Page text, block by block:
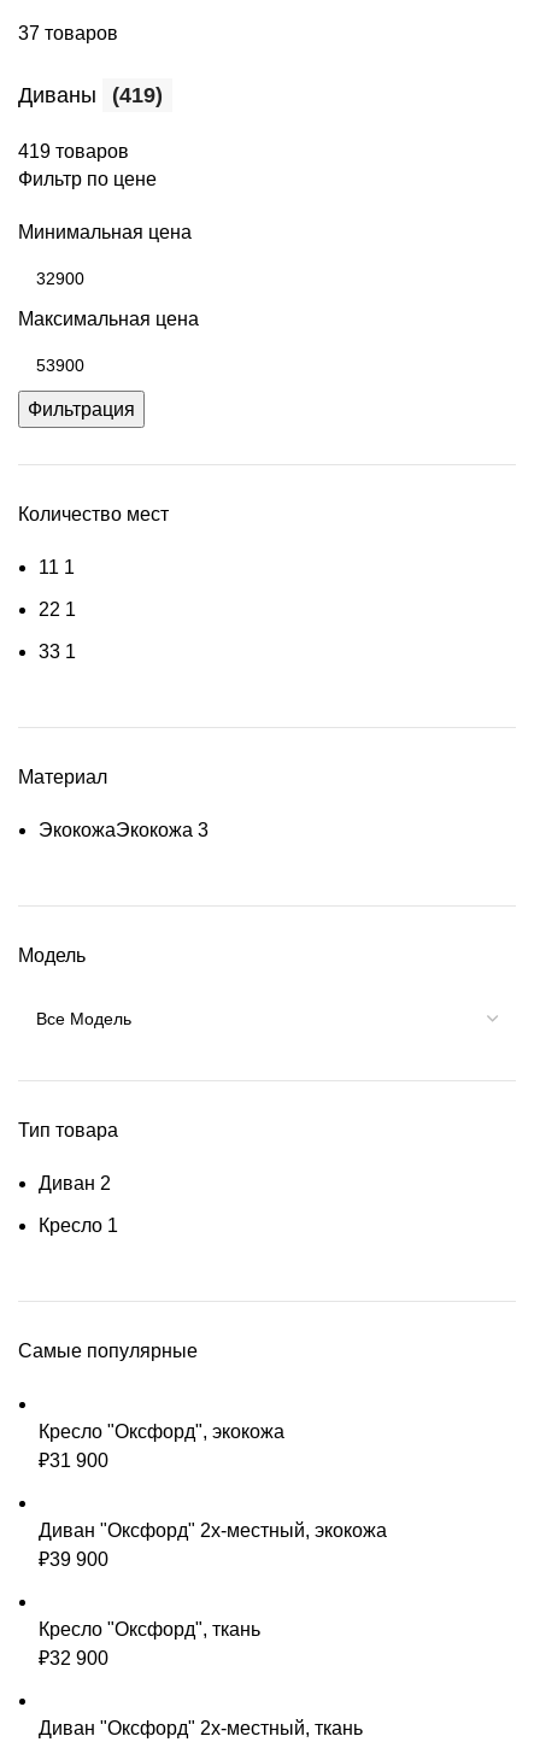
37 товаров
Диваны (419)
419 товаров
Фильтр по цене
Минимальная цена
Максимальная цена
Фильтрация
Количество мест
11 1
22 1
33 1
Материал
ЭкокожаЭкокожа 3
Модель
Тип товара
Диван 2
Кресло 1
Самые популярные
Кресло "Оксфорд", экокожа
₽31 900
Диван "Оксфорд" 2х-местный, экокожа
₽39 900
Кресло "Оксфорд", ткань
₽32 900
Диван "Оксфорд" 2х-местный, ткань